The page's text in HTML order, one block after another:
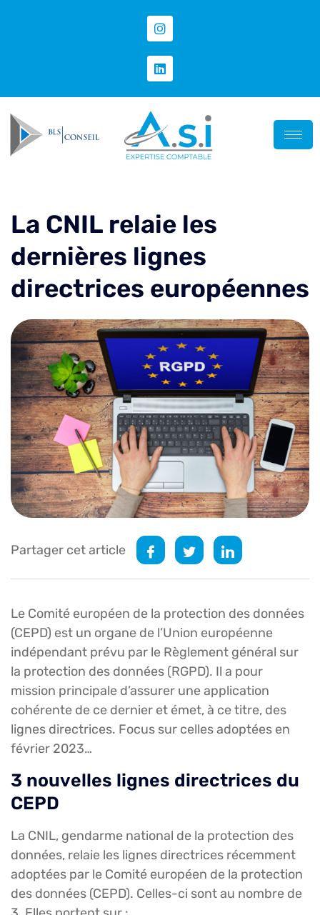
La CNIL relaie les
dernières lignes
directrices européennes
Partager cet article
Le Comité européen de la protection des données
(CEPD) est un organe de l’Union européenne
indépendant prévu par le Règlement général sur
la protection des données (RGPD). Il a pour
mission principale d’assurer une application
cohérente de ce dernier et émet, à ce titre, des
lignes directrices. Focus sur celles adoptées en
février 2023…
3 nouvelles lignes directrices du
CEPD
La CNIL, gendarme national de la protection des
données, relaie les lignes directrices récemment
adoptées par le Comité européen de la protection
des données (CEPD). Celles-ci sont au nombre de